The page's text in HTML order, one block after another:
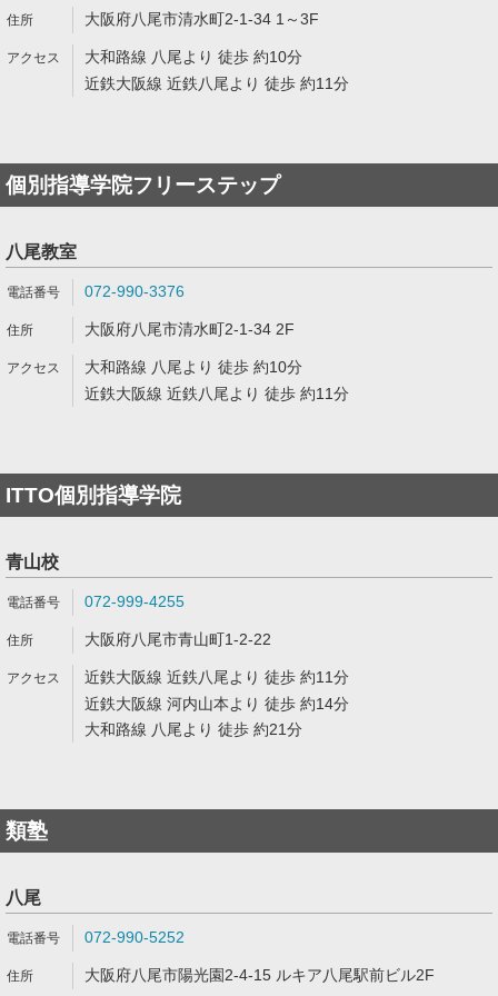
大阪府八尾市清水町2-1-34 1～3F
大和路線 八尾より 徒歩 約10分
近鉄大阪線 近鉄八尾より 徒歩 約11分
個別指導学院フリーステップ
八尾教室
072-990-3376
大阪府八尾市清水町2-1-34 2F
大和路線 八尾より 徒歩 約10分
近鉄大阪線 近鉄八尾より 徒歩 約11分
ITTO個別指導学院
青山校
072-999-4255
大阪府八尾市青山町1-2-22
近鉄大阪線 近鉄八尾より 徒歩 約11分
近鉄大阪線 河内山本より 徒歩 約14分
大和路線 八尾より 徒歩 約21分
類塾
八尾
072-990-5252
大阪府八尾市陽光園2-4-15 ルキア八尾駅前ビル2F